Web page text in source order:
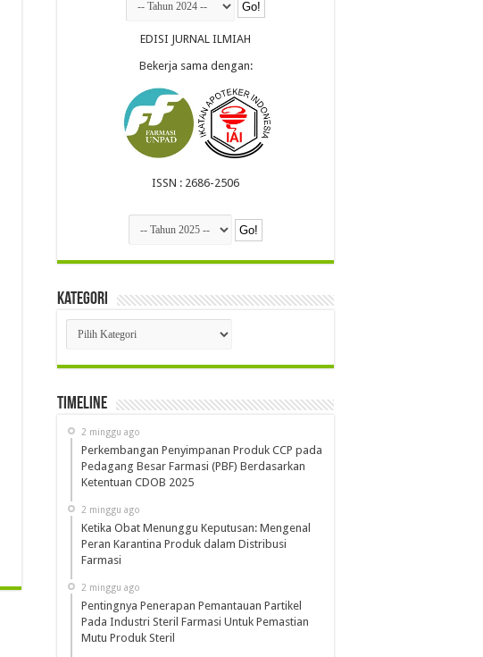
EDISI JURNAL ILMIAH
Bekerja sama dengan:
ISSN : 2686-2506
Kategori
Kategori
Timeline
2 minggu ago
Perkembangan Penyimpanan Produk CCP pada
Pedagang Besar Farmasi (PBF) Berdasarkan
Ketentuan CDOB 2025
2 minggu ago
Ketika Obat Menunggu Keputusan: Mengenal
Peran Karantina Produk dalam Distribusi
Farmasi
2 minggu ago
Pentingnya Penerapan Pemantauan Partikel
Pada Industri Steril Farmasi Untuk Pemastian
Mutu Produk Steril